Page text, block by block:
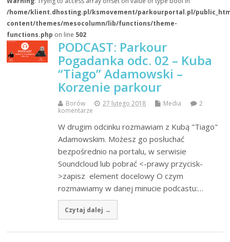
/home/klient.dhosting.pl/ksmovement/parkourportal.pl/
content/themes/mesocolumn/lib/functions/theme-
functions.php on line 502
PODCAST: Parkour
Pogadanka odc. 02 – Kuba
“Tiago” Adamowski –
Korzenie parkour
Borów 27 lutego 2018 Media
2
komentarze
W drugim odcinku rozmawiam z Kubą "Tiago"
Adamowskim. Możesz go posłuchać
bezpośrednio na portalu, w serwisie
Soundcloud lub pobrać <-prawy przycisk-
>zapisz element docelowy O czym
rozmawiamy w danej minucie podcastu:…
Czytaj dalej →